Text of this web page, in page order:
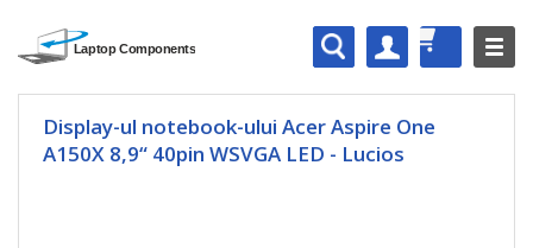
Display-ul notebook-ului Acer Aspire One
A150X 8,9“ 40pin WSVGA LED - Lucios